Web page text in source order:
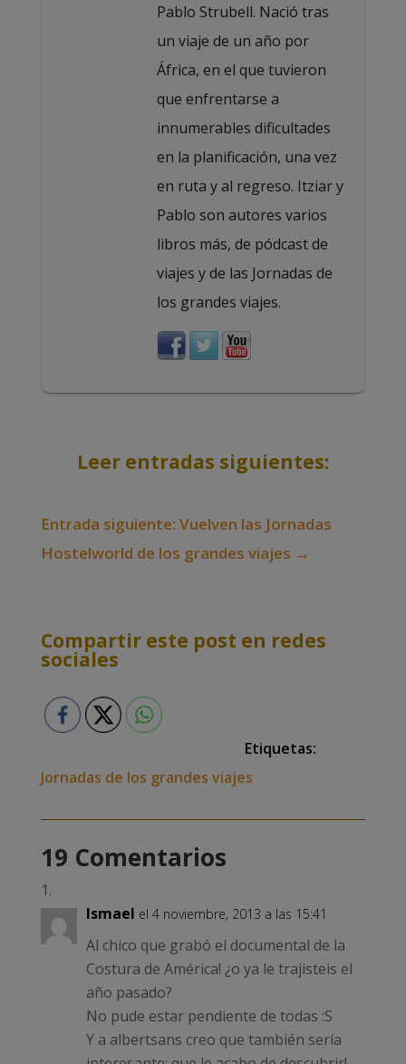
Pablo Strubell. Nació tras
un viaje de un año por
África, en el que tuvieron
que enfrentarse a
innumerables dificultades
en la planificación, una vez
en ruta y al regreso. Itziar y
Pablo son autores varios
libros más, de pódcast de
viajes y de las Jornadas de
los grandes viajes.
Leer entradas siguientes:
Entrada siguiente: Vuelven las Jornadas
Hostelworld de los grandes viajes →
Compartir este post en redes
sociales
Etiquetas:
Jornadas de los grandes viajes
19 Comentarios
Ismael el 4 noviembre, 2013 a las 15:41
Al chico que grabó el documental de la
Costura de América! ¿o ya le trajisteis el
año pasado?
No pude estar pendiente de todas :S
Y a albertsans creo que también sería